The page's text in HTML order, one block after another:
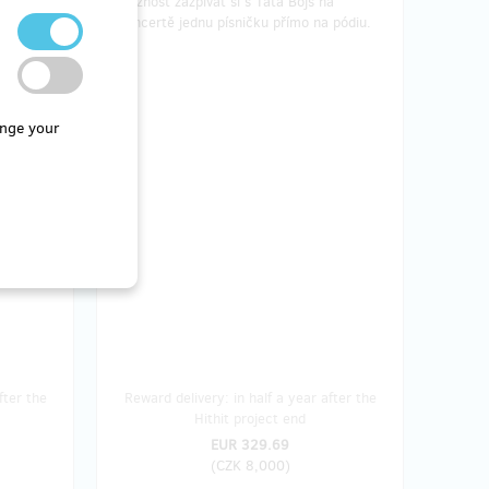
your
koncertě jednu písničku přímo na pódiu.
EUR 329.69
(CZK 8,000)